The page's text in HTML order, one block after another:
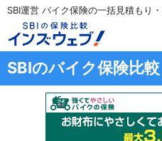
SBI運営 バイク保険の一括見積もり
SBIのバイク保険比較